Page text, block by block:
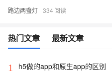
路边两盏灯 334
热门文章 最新文章
1 h5做的app和原生app的区别